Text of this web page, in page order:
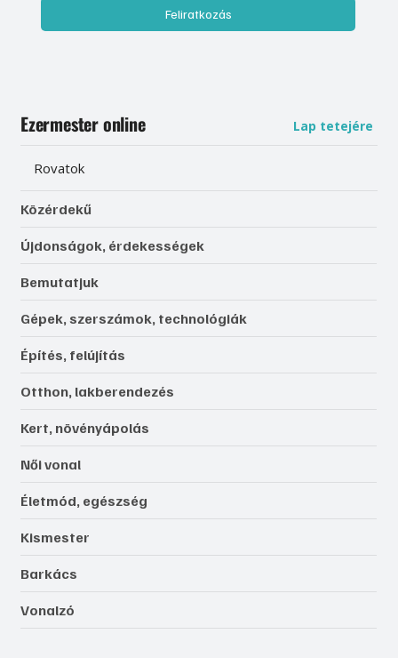
Feliratkozás
Ezermester online Lap tetejére
Rovatok
Közérdekű
Újdonságok, érdekességek
Bemutatjuk
Gépek, szerszámok, technológiák
Építés, felújítás
Otthon, lakberendezés
Kert, növényápolás
Női vonal
Életmód, egészség
Kismester
Barkács
Vonalzó